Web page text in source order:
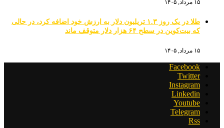
۱۵ مرداد, ۱۴۰۵
طلا در یک روز ۱.۳ تریلیون دلار به ارزش خود اضافه کرد، در حالی
که بیت‌کوین در سطح ۶۴ هزار دلار متوقف ماند
۱۵ مرداد, ۱۴۰۵
Facebook
Twitter
Instagram
Linkedin
Youtube
Telegram
Rss